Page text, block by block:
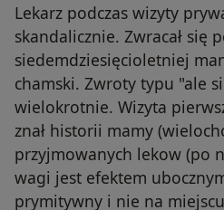
Lekarz podczas wizyty
skandalicznie. Zwracał się
siedemdziesięcioletniej
chamski. Zwroty typu "ale
wielokrotnie. Wizyta
znał historii mamy
przyjmowanych lekow (po
wagi jest efektem
prymitywny i nie na